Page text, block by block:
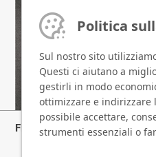
FlyMarker mini 85/45plus
Politica
Sul nostro sito
Questi ci aiutano a
gestirli in modo
ottimizzare e indirizzare
possibile accettare,
strumenti essenziali o